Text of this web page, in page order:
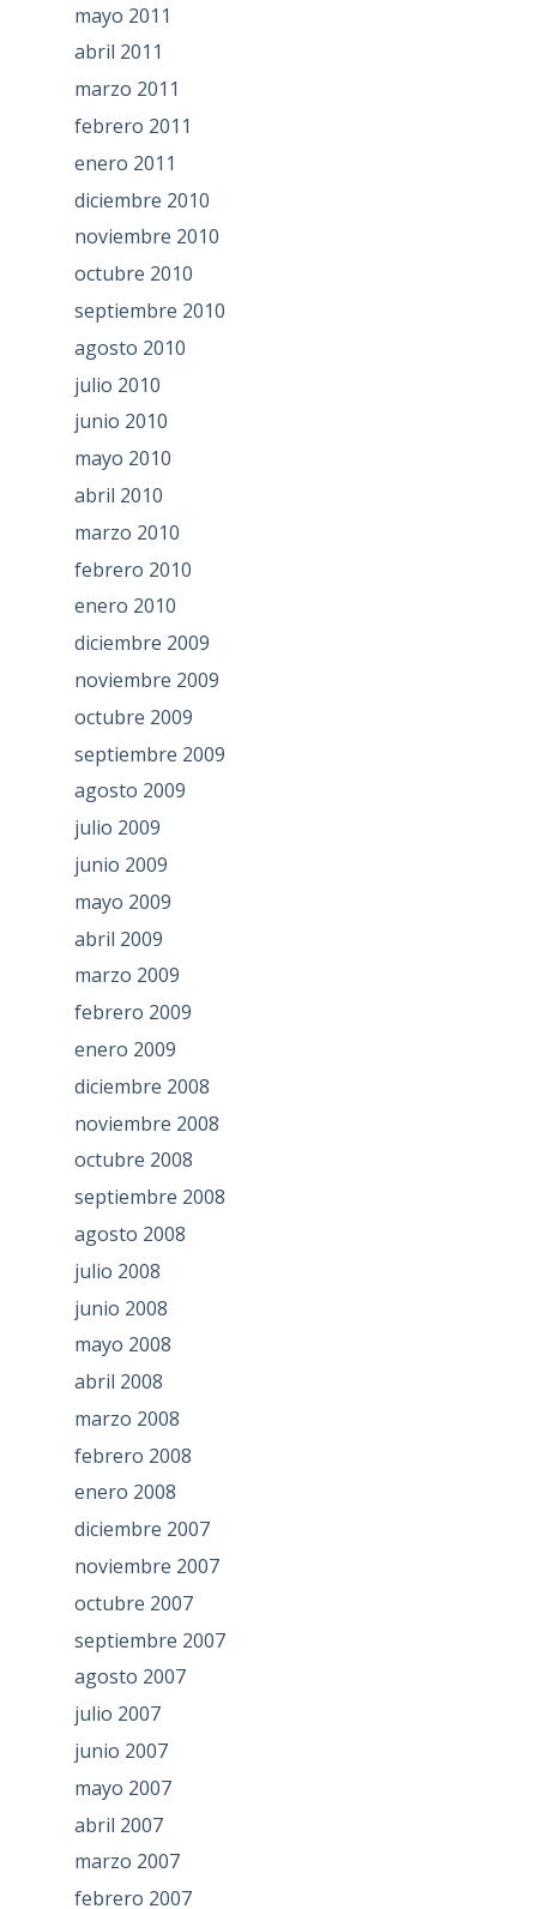
mayo 2011
abril 2011
marzo 2011
febrero 2011
enero 2011
diciembre 2010
noviembre 2010
octubre 2010
septiembre 2010
agosto 2010
julio 2010
junio 2010
mayo 2010
abril 2010
marzo 2010
febrero 2010
enero 2010
diciembre 2009
noviembre 2009
octubre 2009
septiembre 2009
agosto 2009
julio 2009
junio 2009
mayo 2009
abril 2009
marzo 2009
febrero 2009
enero 2009
diciembre 2008
noviembre 2008
octubre 2008
septiembre 2008
agosto 2008
julio 2008
junio 2008
mayo 2008
abril 2008
marzo 2008
febrero 2008
enero 2008
diciembre 2007
noviembre 2007
octubre 2007
septiembre 2007
agosto 2007
julio 2007
junio 2007
mayo 2007
abril 2007
marzo 2007
febrero 2007